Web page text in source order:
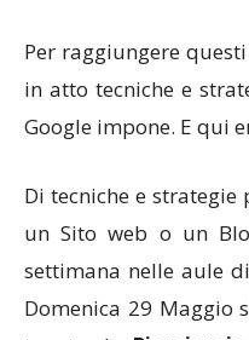
Per raggiungere
in atto tecniche e
Google impone. E qui
Di tecniche e
un Sito web o un
settimana nelle aule di
Domenica 29 Maggio